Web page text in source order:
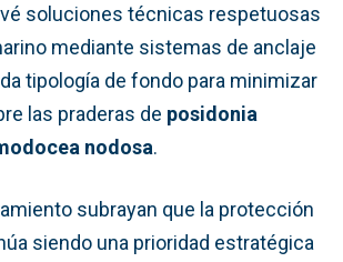
soluciones técnicas respetuosas
mediante sistemas de anclaje
tipología de fondo para minimizar
las praderas de posidonia
nodosa.
subrayan que la protección
siendo una prioridad estratégica